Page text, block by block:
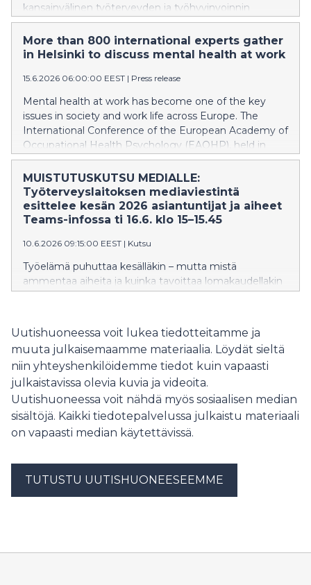
kansainvälinen työterveyden ja työhyvinvoinnin
konferenssi tarkastelee ajankohtaisia työelämän
ilmiöitä ja niiden yhteyksiä mielenterveyteen ja
työhyvinvointiin.
More than 800 international experts gather
in Helsinki to discuss mental health at work
15.6.2026 06:00:00 EEST | Press release
Mental health at work has become one of the key
issues in society and work life across Europe. The
International Conference of the European Academy of
Occupational Health Psychology (EAOHP), held in
Helsinki on 15-17 June 2026, examines current work life
phenomena and their connections to mental health
and well-being at work.
MUISTUTUSKUTSU MEDIALLE:
Työterveyslaitoksen mediaviestintä
esittelee kesän 2026 asiantuntijat ja aiheet
Teams-infossa ti 16.6. klo 15–15.45
10.6.2026 09:15:00 EEST | Kutsu
Työelämä puhuttaa kesälläkin – mutta mistä
ammentaa aiheita ja kuinka tavoittaa lomakaudellakin
sopivat kommentoijat? Ilmoittaudu mukaan tai
freelancereille Kesäinfosta!
Uutishuoneessa voit lukea tiedotteitamme ja
muuta julkaisemaamme materiaalia. Löydät sieltä
niin yhteyshenkilöidemme tiedot kuin vapaasti
julkaistavissa olevia kuvia ja videoita.
Uutishuoneessa voit nähdä myös sosiaalisen median
sisältöjä. Kaikki tiedotepalvelussa julkaistu materiaali
on vapaasti median käytettävissä.
TUTUSTU UUTISHUONEESEEMME